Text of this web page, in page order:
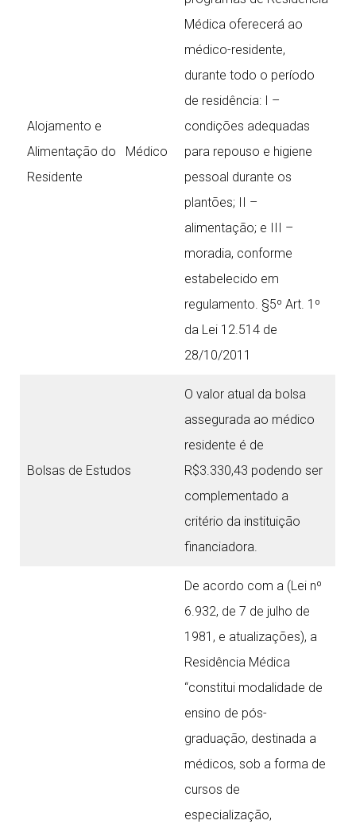
Alojamento e
Alimentação do Médico
Residente
Médica oferecerá ao
médico-residente,
durante todo o período
de residência: I –
condições adequadas
para repouso e higiene
pessoal durante os
plantões; II –
alimentação; e III –
moradia, conforme
estabelecido em
regulamento. §5º Art. 1º
da Lei 12.514 de
28/10/2011
Bolsas de Estudos
O valor atual da bolsa
assegurada ao médico
residente é de
R$3.330,43 podendo ser
complementado a
critério da instituição
financiadora.
De acordo com a (Lei nº
6.932, de 7 de julho de
1981, e atualizações), a
Residência Médica
“constitui modalidade de
ensino de pós-
graduação, destinada a
médicos, sob a forma de
cursos de
especialização,